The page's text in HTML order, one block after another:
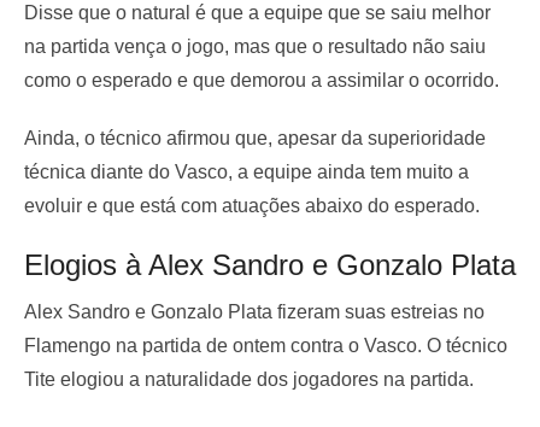
Disse que o natural é que a equipe que se saiu melhor
na partida vença o jogo, mas que o resultado não saiu
como o esperado e que demorou a assimilar o ocorrido.
Ainda, o técnico afirmou que, apesar da superioridade
técnica diante do Vasco, a equipe ainda tem muito a
evoluir e que está com atuações abaixo do esperado.
Elogios à Alex Sandro e Gonzalo Plata
Alex Sandro e Gonzalo Plata fizeram suas estreias no
Flamengo na partida de ontem contra o Vasco. O técnico
Tite elogiou a naturalidade dos jogadores na partida.